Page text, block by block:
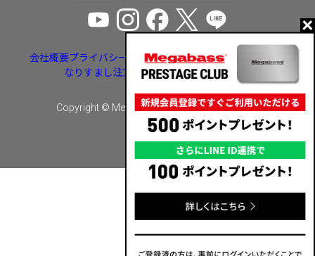
会社概要プライバシーポリシー特定商取引法に基づく表示
なりすまし注文・いたずら注文等への対応
Copyright © Megabass inc. All rights reserved.